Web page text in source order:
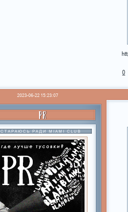
0
2023-06-22 15:23:07
PR
СТАРАЮСЬ РАДИ MIAMI CLUB